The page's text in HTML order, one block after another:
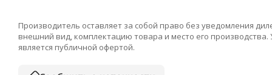
Производитель оставляет за собой право без уведомления
внешний вид, комплектацию товара и место его
является публичной офертой.